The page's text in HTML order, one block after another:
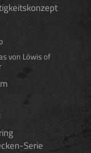
von Löwis of
Serie